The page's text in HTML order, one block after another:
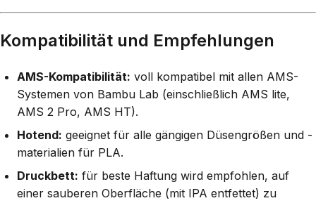
Kompatibilität und Empfehlungen
AMS-Kompatibilität: voll kompatibel mit allen AMS-
Systemen von Bambu Lab (einschließlich AMS lite,
AMS 2 Pro, AMS HT).
Hotend: geeignet für alle gängigen Düsengrößen und -
materialien für PLA.
Druckbett: für beste Haftung wird empfohlen, auf
einer sauberen Oberfläche (mit IPA entfettet) zu